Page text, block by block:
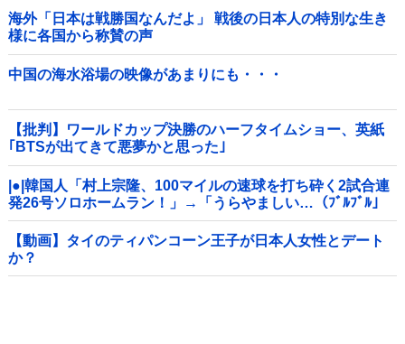
海外「日本は戦勝国なんだよ」 戦後の日本人の特別な生き
様に各国から称賛の声
中国の海水浴場の映像があまりにも・・・
【批判】ワールドカップ決勝のハーフタイムショー、英紙
｢BTSが出てきて悪夢かと思った｣
|●|韓国人「村上宗隆、100マイルの速球を打ち砕く2試合連
発26号ソロホームラン！」→「うらやましい…（ﾌﾞﾙﾌﾞﾙ」
＝韓国の反応
【動画】タイのティパンコーン王子が日本人女性とデート
か？